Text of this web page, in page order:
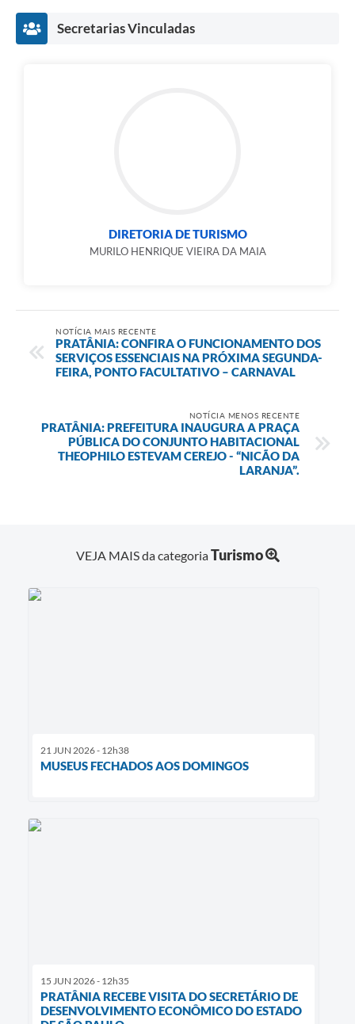
Secretarias Vinculadas
DIRETORIA DE TURISMO
MURILO HENRIQUE VIEIRA DA MAIA
NOTÍCIA MAIS RECENTE
PRATÂNIA: CONFIRA O FUNCIONAMENTO DOS
SERVIÇOS ESSENCIAIS NA PRÓXIMA SEGUNDA-
FEIRA, PONTO FACULTATIVO – CARNAVAL
NOTÍCIA MENOS RECENTE
PRATÂNIA: PREFEITURA INAUGURA A PRAÇA
PÚBLICA DO CONJUNTO HABITACIONAL
THEOPHILO ESTEVAM CEREJO - “NICÃO DA
LARANJA”.
VEJA MAIS da categoriaTurismo
21 JUN 2026 - 12h38
MUSEUS FECHADOS AOS DOMINGOS
15 JUN 2026 - 12h35
PRATÂNIA RECEBE VISITA DO SECRETÁRIO DE
DESENVOLVIMENTO ECONÔMICO DO ESTADO